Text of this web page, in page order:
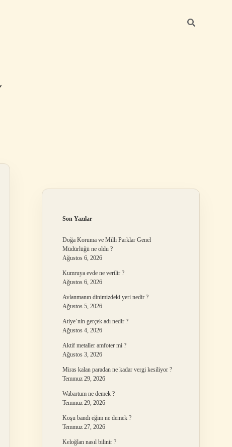
Son Yazılar
Doğa Koruma ve Milli Parklar Genel
Müdürlüğü ne oldu ?
Ağustos 6, 2026
Kumruya evde ne verilir ?
Ağustos 6, 2026
Avlanmanın dinimizdeki yeri nedir ?
Ağustos 5, 2026
Atiye’nin gerçek adı nedir ?
Ağustos 4, 2026
Aktif metaller amfoter mi ?
Ağustos 3, 2026
Miras kalan paradan ne kadar vergi kesiliyor ?
Temmuz 29, 2026
Wabartum ne demek ?
Temmuz 29, 2026
Koşu bandı eğim ne demek ?
Temmuz 27, 2026
Keloğlan nasıl bilinir ?